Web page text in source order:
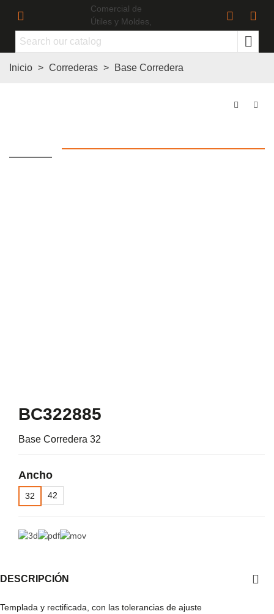
Inicio > Correderas > Base Corredera
BC322885
Base Corredera 32
Ancho
32 42
DESCRIPCIÓN
Templada y rectificada, con las tolerancias de ajuste